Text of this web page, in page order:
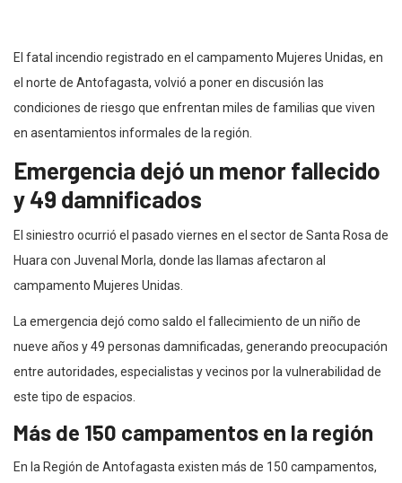
El fatal incendio registrado en el campamento Mujeres Unidas, en
el norte de Antofagasta, volvió a poner en discusión las
condiciones de riesgo que enfrentan miles de familias que viven
en asentamientos informales de la región.
Emergencia dejó un menor fallecido
y 49 damnificados
El siniestro ocurrió el pasado viernes en el sector de Santa Rosa de
Huara con Juvenal Morla, donde las llamas afectaron al
campamento Mujeres Unidas.
La emergencia dejó como saldo el fallecimiento de un niño de
nueve años y 49 personas damnificadas, generando preocupación
entre autoridades, especialistas y vecinos por la vulnerabilidad de
este tipo de espacios.
Más de 150 campamentos en la región
En la Región de Antofagasta existen más de 150 campamentos,